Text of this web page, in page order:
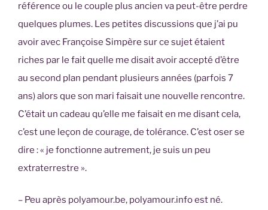
référence ou le couple plus ancien va peut-être perdre
quelques plumes. Les petites discussions que j’ai pu
avoir avec Françoise Simpère sur ce sujet étaient
riches par le fait quelle me disait avoir accepté d’être
au second plan pendant plusieurs années (parfois 7
ans) alors que son mari faisait une nouvelle rencontre.
C’était un cadeau qu’elle me faisait en me disant cela,
c’est une leçon de courage, de tolérance. C’est oser se
dire : « je fonctionne autrement, je suis un peu
extraterrestre ».
– Peu après polyamour.be, polyamour.info est né.